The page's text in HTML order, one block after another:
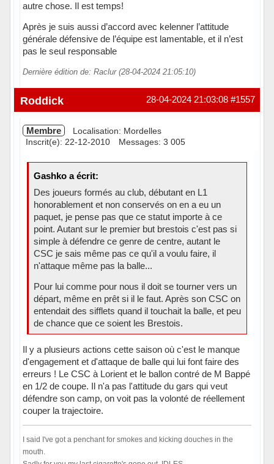
autre chose. Il est temps!
Après je suis aussi d’accord avec kelenner l’attitude
générale défensive de l’équipe est lamentable, et il n’est
pas le seul responsable
Dernière édition de: Raclur (28-04-2024 21:05:10)
Hors ligne #1557
28-04-2024 21:03:08
Roddick
Membre
Localisation: Mordelles
Inscrit(e): 22-12-2010
Messages: 3 005
Gashko a écrit:
Des joueurs formés au club, débutant en L1
honorablement et non conservés on en a eu un
paquet, je pense pas que ce statut importe à ce
point. Autant sur le premier but brestois c'est pas si
simple à défendre ce genre de centre, autant le
CSC je sais même pas ce qu'il a voulu faire, il
n'attaque même pas la balle...
Pour lui comme pour nous il doit se tourner vers un
départ, même en prêt si il le faut. Après son CSC on
entendait des sifflets quand il touchait la balle, et peu
de chance que ce soient les Brestois.
Il y a plusieurs actions cette saison où c'est le manque
d'engagement et d'attaque de balle qui lui font faire des
erreurs ! Le CSC à Lorient et le ballon contré de M Bappé
en 1/2 de coupe. Il n'a pas l'attitude du gars qui veut
défendre son camp, on voit pas la volonté de réellement
couper la trajectoire.
I said I've got a penchant for smokes and kicking douches in the
mouth.